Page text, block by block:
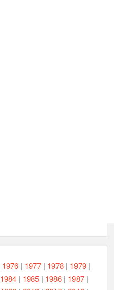
1976| 1977| 1978| 1979|
1984| 1985| 1986| 1987|